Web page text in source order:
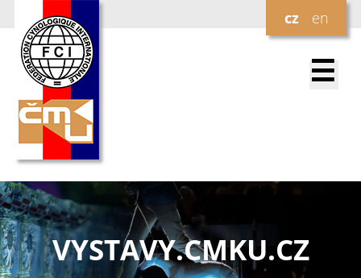
cz en
☰
VYSTAVY.CMKU.CZ